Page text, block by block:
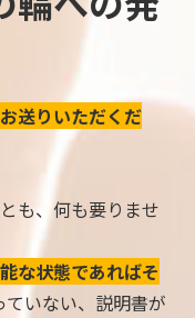
送りいただくだ
も、何も要りませ
な状態であればそ
いない、説明書が